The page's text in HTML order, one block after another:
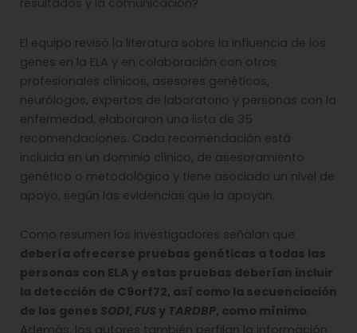
resultados y la comunicación?
El equipo revisó la literatura sobre la influencia de los
genes en la ELA y en colaboración con otros
profesionales clínicos, asesores genéticos,
neurólogos, expertos de laboratorio y personas con la
enfermedad, elaboraron una lista de 35
recomendaciones. Cada recomendación está
incluida en un dominio clínico, de asesoramiento
genético o metodológico y tiene asociado un nivel de
apoyo, según las evidencias que la apoyan.
Como resumen los investigadores señalan que
debería ofrecerse pruebas genéticas a todas las
personas con ELA y estas pruebas deberían incluir
la detección de C9orf72, así como la secuenciación
de los genes SOD1, FUS y TARDBP, como mínimo.